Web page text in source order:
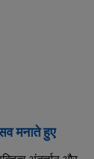
मनाते हुए